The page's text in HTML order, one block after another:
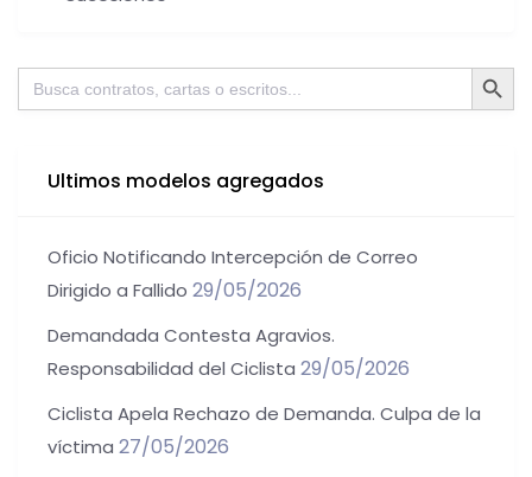
Buscar: Botón de
Ultimos modelos agregados
Oficio Notificando Intercepción de Correo
Dirigido a Fallido 29/05/2026
Demandada Contesta Agravios.
Responsabilidad del Ciclista 29/05/2026
Ciclista Apela Rechazo de Demanda. Culpa de la
víctima 27/05/2026